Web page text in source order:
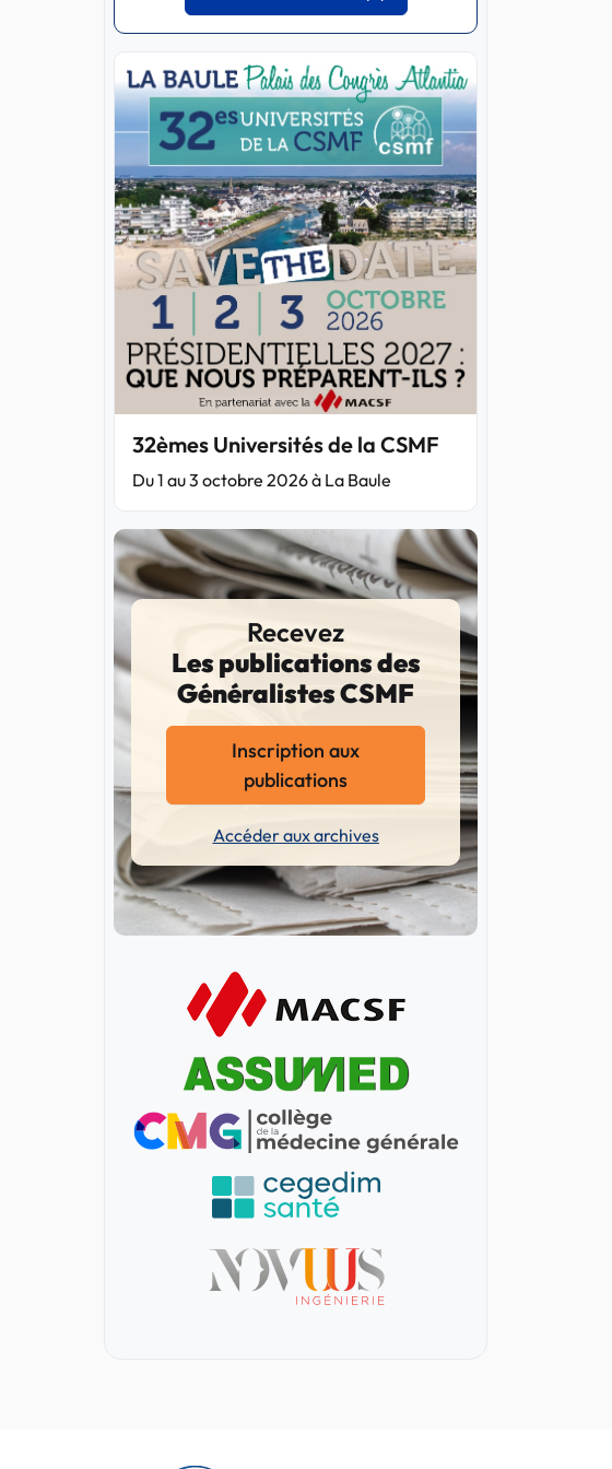
32èmes Universités de la CSMF
Du 1 au 3 octobre 2026 à La Baule
Recevez
Les publications des
Généralistes CSMF
Inscription aux
publications
Accéder aux archives